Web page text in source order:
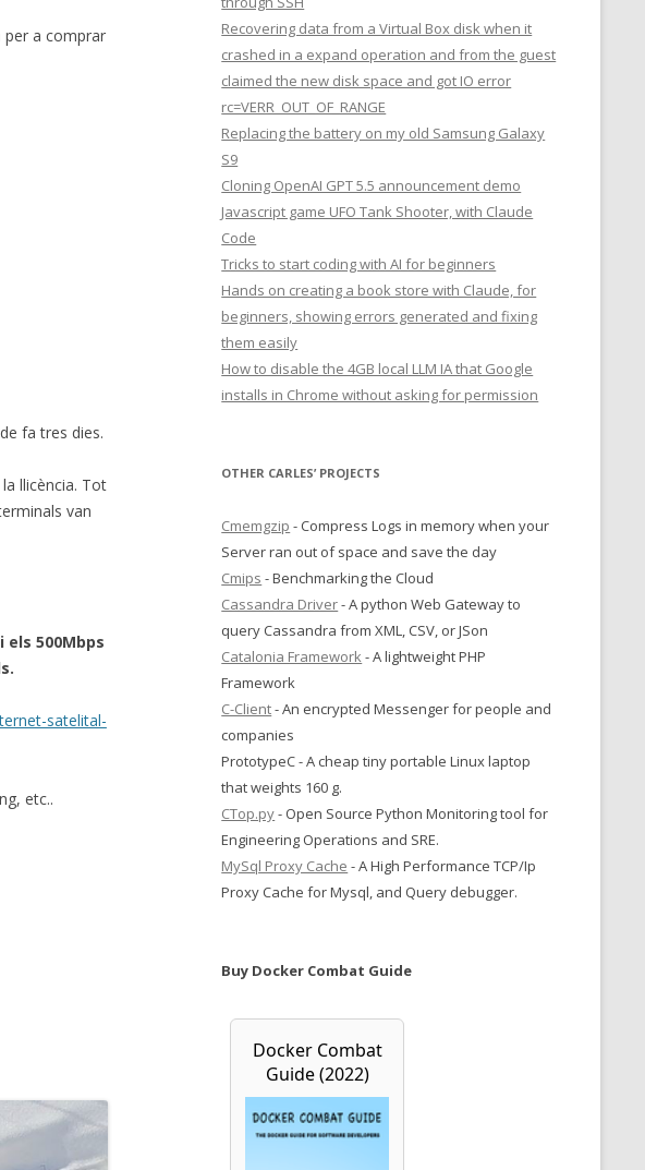
per a comprar
fa tres dies.
llicència. Tot
van
els 500Mbps
satelital-
etc..
Recovering data from a Virtual Box disk when it
crashed in a expand operation and from the guest
claimed the new disk space and got IO error
rc=VERR_OUT_OF_RANGE
Replacing the battery on my old Samsung Galaxy
S9
Cloning OpenAI GPT 5.5 announcement demo
Javascript game UFO Tank Shooter, with Claude
Code
Tricks to start coding with AI for beginners
Hands on creating a book store with Claude, for
beginners, showing errors generated and fixing
them easily
How to disable the 4GB local LLM IA that Google
installs in Chrome without asking for permission
OTHER CARLES’ PROJECTS
Cmemgzip - Compress Logs in memory when your
Server ran out of space and save the day
Cmips - Benchmarking the Cloud
Cassandra Driver- A python Web Gateway to
query Cassandra from XML, CSV, or JSon
Catalonia Framework- A lightweight PHP
Framework
C-Client- An encrypted Messenger for people and
companies
PrototypeC - A cheap tiny portable Linux laptop
that weights 160 g.
CTop.py- Open Source Python Monitoring tool for
Engineering Operations and SRE.
MySql Proxy Cache - A High Performance TCP/Ip
Proxy Cache for Mysql, and Query debugger.
Buy Docker Combat Guide